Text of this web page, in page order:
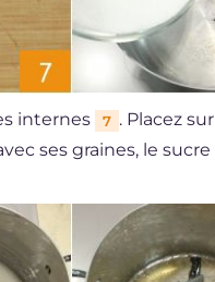
internes 7 . Placez
ses graines, le sucre